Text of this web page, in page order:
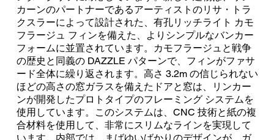
カーンのパートナーであるアーティストのリサ・トラ
クスラーによって設計された、有孔リッチライト カモ
フラージュ フィンを備えた、よりシンプルなバンカー
フォームに並置されています。カモフラージュと戦争
の歴史と同義の DAZZLE パターンで、フィンがファサ
ード全体に繰り返されます。高さ 3.2m の信じられない
ほどの高さの窓ガラスを備えたドアと窓は、リンカー
ンが開発したプロトタイプのフレーミング システムを
使用しています。このシステムは、CNC 技術と紙の複
合材料を使用して、非常にスリムなラインを実現して
います。内部では、まばゆいばかりのデザインが、ガ